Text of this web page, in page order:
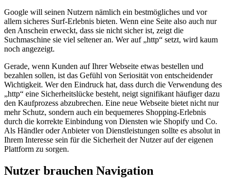
Google will seinen Nutzern nämlich ein bestmögliches und vor
allem sicheres Surf-Erlebnis bieten. Wenn eine Seite also auch nur
den Anschein erweckt, dass sie nicht sicher ist, zeigt die
Suchmaschine sie viel seltener an. Wer auf „http“ setzt, wird kaum
noch angezeigt.
Gerade, wenn Kunden auf Ihrer Webseite etwas bestellen und
bezahlen sollen, ist das Gefühl von Seriosität von entscheidender
Wichtigkeit. Wer den Eindruck hat, dass durch die Verwendung des
„http“ eine Sicherheitslücke besteht, neigt signifikant häufiger dazu
den Kaufprozess abzubrechen. Eine neue Webseite bietet nicht nur
mehr Schutz, sondern auch ein bequemeres Shopping-Erlebnis
durch die korrekte Einbindung von Diensten wie Shopify und Co.
Als Händler oder Anbieter von Dienstleistungen sollte es absolut in
Ihrem Interesse sein für die Sicherheit der Nutzer auf der eigenen
Plattform zu sorgen.
Nutzer brauchen Navigation